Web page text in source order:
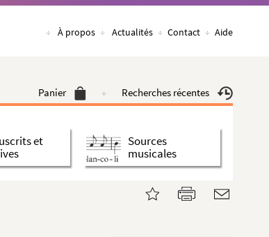
À propos Actualités Contact Aide
Panier Recherches récentes
et
Sources
musicales